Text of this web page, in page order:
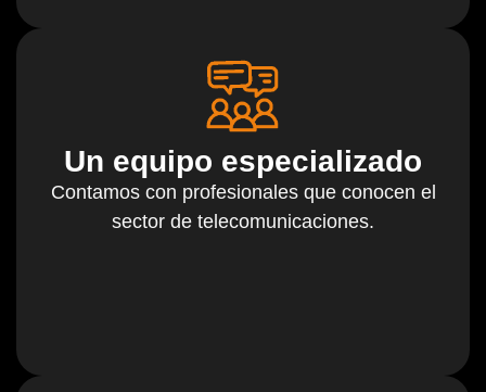
Un equipo especializado
Contamos con profesionales que conocen el
sector de telecomunicaciones.